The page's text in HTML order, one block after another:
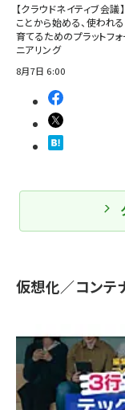
【クラウドネイティブ会議
ことから始める、使われ
育てるためのプラットフ
ニアリング
8月7日 6:00
仮想化／コンテ